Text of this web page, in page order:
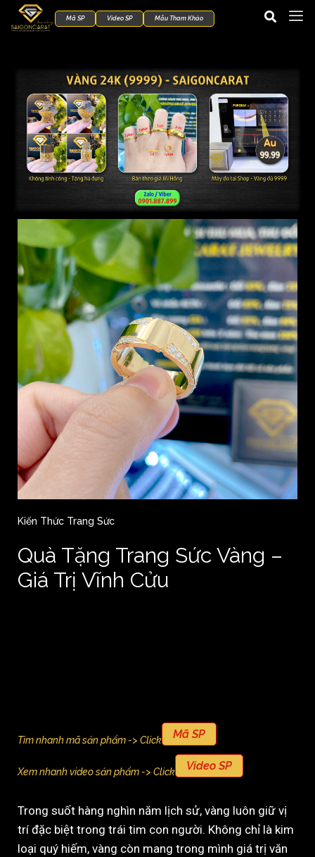
Mã SP Video SP Mẫu Tham Khảo
Kiến Thức Trang Sức
Quà Tặng Trang Sức Vàng –
Giá Trị Vĩnh Cửu
Tìm nhanh mã sản phẩm -> Click Mã SP
Xem nhanh video sản phẩm -> Click Video SP
Trong suốt hàng nghìn năm lịch sử, vàng luôn giữ vị
trí đặc biệt trong trái tim con người. Không chỉ là kim
loại quý hiếm, vàng còn mang trong mình giá trị văn